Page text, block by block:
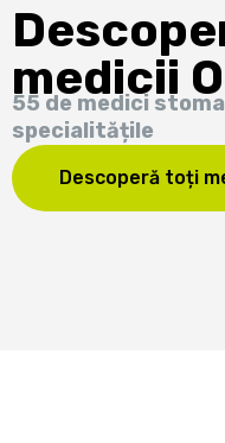
medicii
55 de medici
specialitățile
Descoperă toți